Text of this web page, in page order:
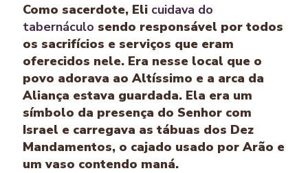
Como sacerdote, Eli cuidava do
tabernáculo sendo responsável por todos
os sacrifícios e serviços que eram
oferecidos nele. Era nesse local que o
povo adorava ao Altíssimo e a arca da
Aliança estava guardada. Ela era um
símbolo da presença do Senhor com
Israel e carregava as tábuas dos Dez
Mandamentos, o cajado usado por Arão e
um vaso contendo maná.